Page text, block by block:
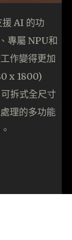
AI 的功
專屬 NPU和
作變得更加
x 1800)
拆式全尺寸
理的多功能